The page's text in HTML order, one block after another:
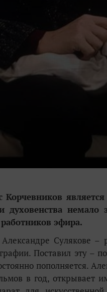
духовенства
работников эфира.
Сулякове
Поставил эту –
пополняется.
в год,